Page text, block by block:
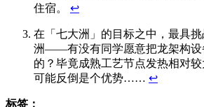
住宿。 ↩
在「七大洲」的目标之中，最具
洲——有没有同学愿意把龙架构设
的？毕竟成熟工艺节点发热相对
可能反倒是个优势…… ↩
标签：